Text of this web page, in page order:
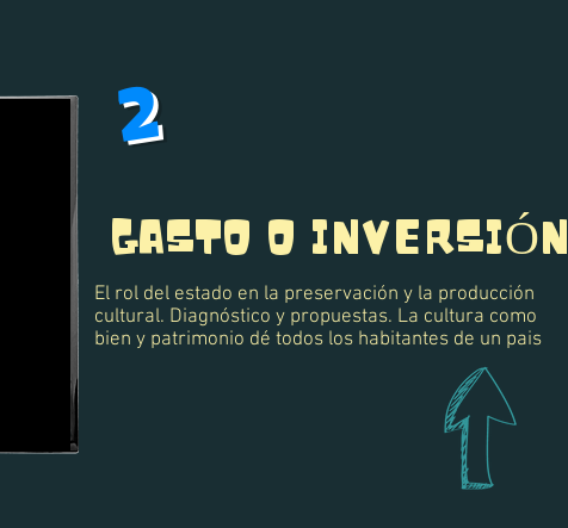
2
GASTO O INVERSIÓN
El rol del estado en la preservación y la producción
cultural. Diagnóstico y propuestas. La cultura como
bien y patrimonio dé todos los habitantes de un pais